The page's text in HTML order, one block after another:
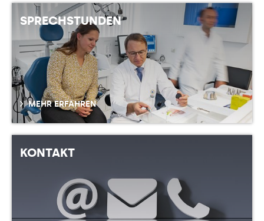
SPRECHSTUNDEN
MEHR ERFAHREN
KONTAKT